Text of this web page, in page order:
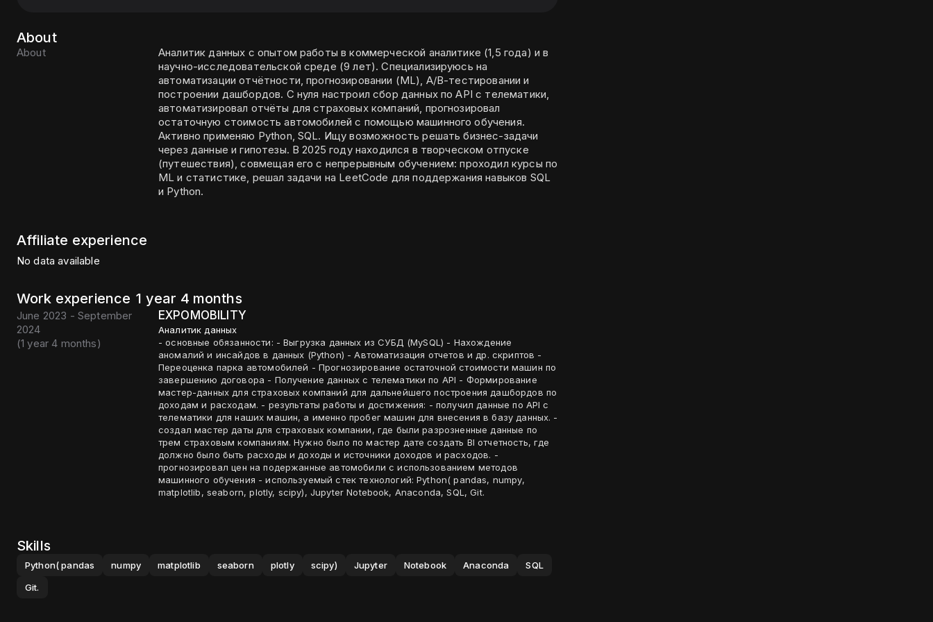
About
About
Аналитик данных с опытом работы в коммерческой аналитике (1,5 года) и в
научно-исследовательской среде (9 лет). Специализируюсь на
автоматизации отчётности, прогнозировании (ML), А/В-тестировании и
построении дашбордов. С нуля настроил сбор данных по API с телематики,
автоматизировал отчёты для страховых компаний, прогнозировал
остаточную стоимость автомобилей с помощью машинного обучения.
Активно применяю Python, SQL. Ищу возможность решать бизнес-задачи
через данные и гипотезы. В 2025 году находился в творческом отпуске
(путешествия), совмещая его с непрерывным обучением: проходил курсы по
ML и статистике, решал задачи на LeetCode для поддержания навыков SQL
и Python.
Affiliate experience
No data available
Work experience 1 year 4 months
June 2023 - September
2024
(1 year 4 months)
EXPOMOBILITY
Аналитик данных
- основные обязанности: - Выгрузка данных из СУБД (MySQL) - Нахождение
аномалий и инсайдов в данных (Python) - Автоматизация отчетов и др. скриптов -
Переоценка парка автомобилей - Прогнозирование остаточной стоимости машин по
завершению договора - Получение данных с телематики по API - Формирование
мастер-данных для страховых компаний для дальнейшего построения дашбордов по
доходам и расходам. - результаты работы и достижения: - получил данные по API с
телематики для наших машин, а именно пробег машин для внесения в базу данных. -
создал мастер даты для страховых компании, где были разрозненные данные по
трем страховым компаниям. Нужно было по мастер дате создать BI отчетность, где
должно было быть расходы и доходы и источники доходов и расходов. -
прогнозировал цен на подержанные автомобили с использованием методов
машинного обучения - используемый стек технологий: Python( pandas, numpy,
matplotlib, seaborn, plotly, scipy), Jupyter Notebook, Anaconda, SQL, Git.
Skills
Python( pandas numpy matplotlib seaborn plotly scipy) Jupyter Notebook Anaconda
SQL
Git.